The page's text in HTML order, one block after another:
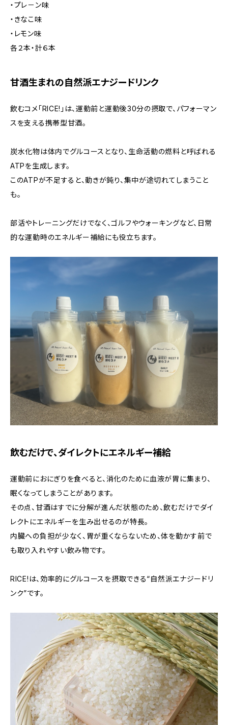
・プレ－ン味
・きなこ味
・レモン味
各２本・計６本
甘酒生まれの自然派エナジードリンク
飲むコメ「RICE!」は、運動前と運動後30分の摂取で、パフォーマン
スを支える携帯型甘酒。
炭水化物は体内でグルコースとなり、生命活動の燃料と呼ばれる
ATPを生成します。
このATPが不足すると、動きが鈍り、集中が途切れてしまうこと
も。
部活やトレーニングだけでなく、ゴルフやウォーキングなど、日常
的な運動時のエネルギー補給にも役立ちます。
飲むだけで、ダイレクトにエネルギー補給
運動前におにぎりを食べると、消化のために血液が胃に集まり、
眠くなってしまうことがあります。
その点、甘酒はすでに分解が進んだ状態のため、飲むだけでダイ
レクトにエネルギーを生み出せるのが特長。
内臓への負担が少なく、胃が重くならないため、体を動かす前で
も取り入れやすい飲み物です。
RICE!は、効率的にグルコースを摂取できる“自然派エナジードリ
ンク”です。